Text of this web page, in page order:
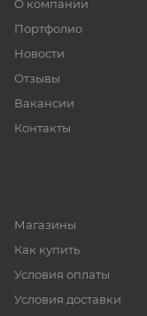
О компании
Портфолио
Новости
Отзывы
Вакансии
Контакты
Магазины
Как купить
Условия оплаты
Условия доставки